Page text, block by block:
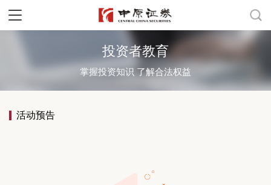
投资者教育
掌握投资知识 了解合法权益
活动预告